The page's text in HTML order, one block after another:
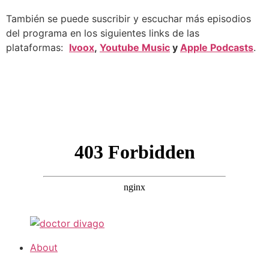
También se puede suscribir y escuchar más episodios
del programa en los siguientes links de las
plataformas: Ivoox, Youtube Music y Apple Podcasts.
About